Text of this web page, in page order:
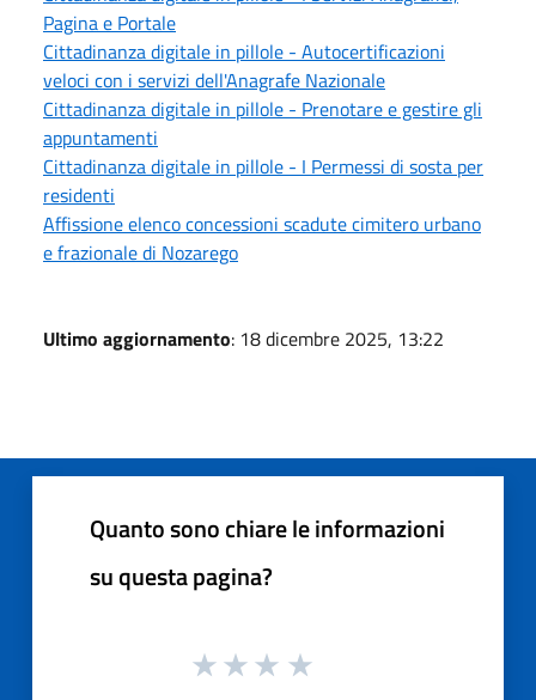
Pagina e Portale
Cittadinanza digitale in pillole - Autocertificazioni
veloci con i servizi dell'Anagrafe Nazionale
Cittadinanza digitale in pillole - Prenotare e gestire gli
appuntamenti
Cittadinanza digitale in pillole - I Permessi di sosta per
residenti
Affissione elenco concessioni scadute cimitero urbano
e frazionale di Nozarego
Ultimo aggiornamento: 18 dicembre 2025, 13:22
Quanto sono chiare le informazioni
su questa pagina?